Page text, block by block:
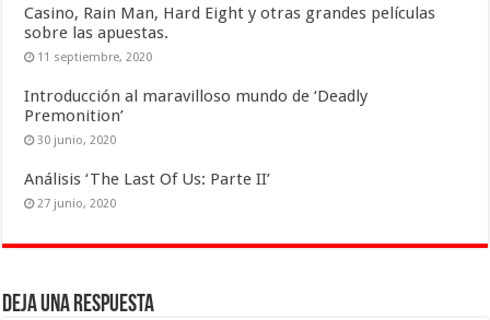
Casino, Rain Man, Hard Eight y otras grandes películas
sobre las apuestas.
11 septiembre, 2020
Introducción al maravilloso mundo de ‘Deadly
Premonition’
30 junio, 2020
Análisis ‘The Last Of Us: Parte II’
27 junio, 2020
Deja una respuesta